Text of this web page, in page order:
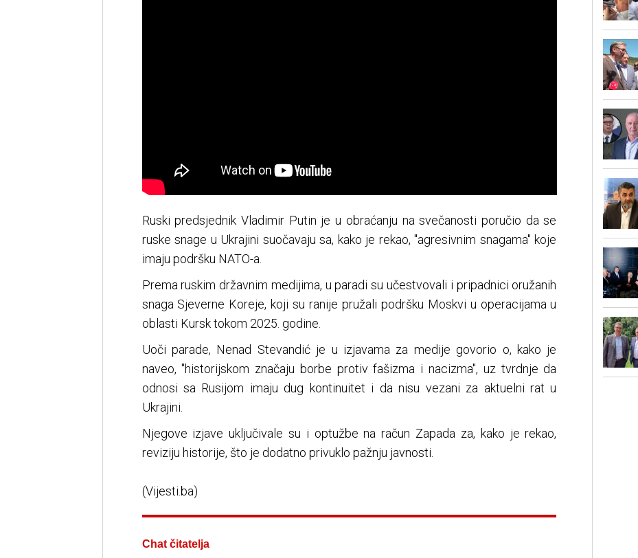
Ruski predsjednik Vladimir Putin je u obraćanju na svečanosti poručio da se
ruske snage u Ukrajini suočavaju sa, kako je rekao, "agresivnim snagama" koje
imaju podršku NATO-a.
Prema ruskim državnim medijima, u paradi su učestvovali i pripadnici oružanih
snaga Sjeverne Koreje, koji su ranije pružali podršku Moskvi u operacijama u
oblasti Kursk tokom 2025. godine.
Uoči parade, Nenad Stevandić je u izjavama za medije govorio o, kako je
naveo, "historijskom značaju borbe protiv fašizma i nacizma", uz tvrdnje da
odnosi sa Rusijom imaju dug kontinuitet i da nisu vezani za aktuelni rat u
Ukrajini.
Njegove izjave uključivale su i optužbe na račun Zapada za, kako je rekao,
reviziju historije, što je dodatno privuklo pažnju javnosti.
(Vijesti.ba)
Chat čitatelja